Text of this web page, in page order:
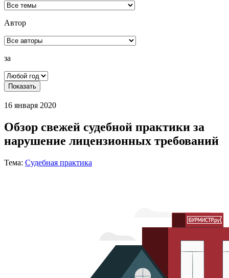
Автор
за
Показать
16 января 2020
Обзор свежей судебной практики за
нарушение лицензионных требований
Тема: Судебная практика